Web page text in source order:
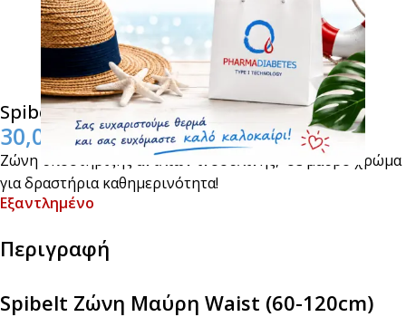
Spibelt Ζώνη Μαύρη Waist (60-120cm)
30,00
Ζώνη υποστήριξης αντλιών ινσουλίνης, σε μαύρο χρώμα
για δραστήρια καθημερινότητα!
Εξαντλημένο
Περιγραφή
Spibelt Ζώνη Μαύρη Waist (60-120cm)